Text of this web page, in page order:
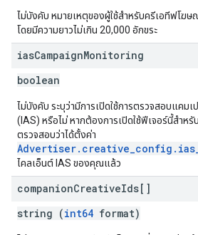
ไม่บังคับ หมายเหตุของผู้ใช้สำหรับครีเอทีฟโฆษ
โดยมีความยาวไม่เกิน 20,000 อักขระ
iasCampaignMonitoring
boolean
ไม่บังคับ ระบุว่ามีการเปิดใช้การตรวจสอบแค
(IAS) หรือไม่ หากต้องการเปิดใช้ฟีเจอร์นี้สำห
ตรวจสอบว่าได้ตั้งค่า
ไคลเอ็นต์ IAS ของคุณแล้ว
companionCreativeIds[]
string (int64 format)